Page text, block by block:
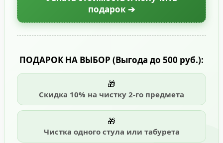
подарок ➔
ПОДАРОК НА ВЫБОР (Выгода до 500 руб.):
🎁
Скидка 10% на чистку 2-го предмета
🎁
Чистка одного стула или табурета